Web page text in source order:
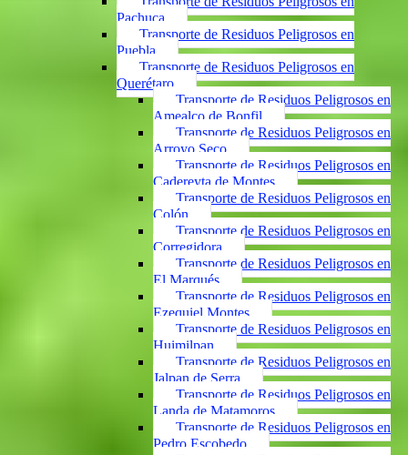
Pachuca
Transporte de Residuos Peligrosos en
Puebla
Transporte de Residuos Peligrosos en
Querétaro
Transporte de Residuos Peligrosos en
Amealco de Bonfil
Transporte de Residuos Peligrosos en
Arroyo Seco
Transporte de Residuos Peligrosos en
Cadereyta de Montes
Transporte de Residuos Peligrosos en
Colón
Transporte de Residuos Peligrosos en
Corregidora
Transporte de Residuos Peligrosos en
El Marqués
Transporte de Residuos Peligrosos en
Ezequiel Montes
Transporte de Residuos Peligrosos en
Huimilpan
Transporte de Residuos Peligrosos en
Jalpan de Serra
Transporte de Residuos Peligrosos en
Landa de Matamoros
Transporte de Residuos Peligrosos en
Pedro Escobedo